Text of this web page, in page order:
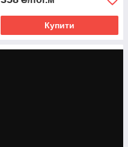
Купити